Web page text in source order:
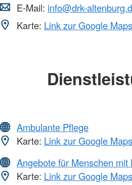
E-Mail: info@drk-
Karte: Link zur Google
Ambulante Pflege
Karte: Link zur Google
Angebote für Menschen mit
Karte: Link zur Google